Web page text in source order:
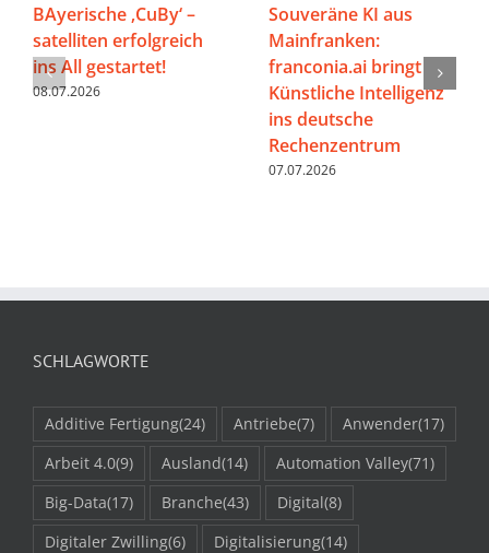
BAyerische ‚CuBy‘ –
satelliten erfolgreich
ins All gestartet!
08.07.2026
Souveräne KI aus
Mainfranken:
franconia.ai bringt
Künstliche Intelligenz
ins deutsche
Rechenzentrum
07.07.2026
SCHLAGWORTE
Additive Fertigung(24) Antriebe(7) Anwender(17)
Arbeit 4.0(9) Ausland(14) Automation Valley(71)
Big-Data(17) Branche(43) Digital(8)
Digitaler Zwilling(6) Digitalisierung(14)